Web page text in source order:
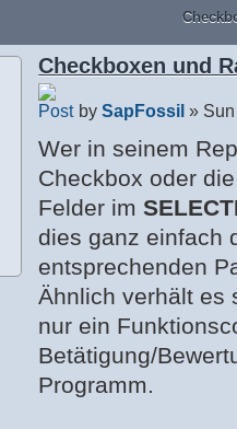
Checkboxen und
bySapFossil »
Wer in seinem
Checkbox oder
Felder im
dies ganz einfach
entsprechenden
Ähnlich verhält es
nur ein
Betätigung/
Programm.